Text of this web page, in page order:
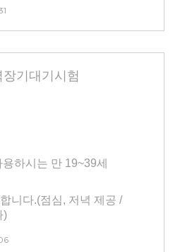
승무원 헤어스타일로
사용 가능하신 분)
플 미사용, 무보정,
위 사진도 함께 첨부
으신 분은 제외
니다.
면도를 하는 사람,
신 분
없는 분
촬영 대상자 선정을
카 보내주셔야 합니다.
메이크업X, 자연광
은 얼굴 정면이 잘
경험이 없는 사람(피부
눈썹 연장, 눈썹문신,
기대기시험
용하시는 만 19~39세
니다.(점심, 저녁 제공 /
)
세안하지 않고